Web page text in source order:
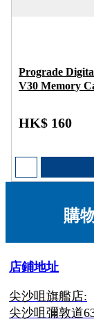
Prograde
V30 Memory
HK$ 160
購
店鋪地址
尖沙咀旗艦店:
尖沙咀彌敦道